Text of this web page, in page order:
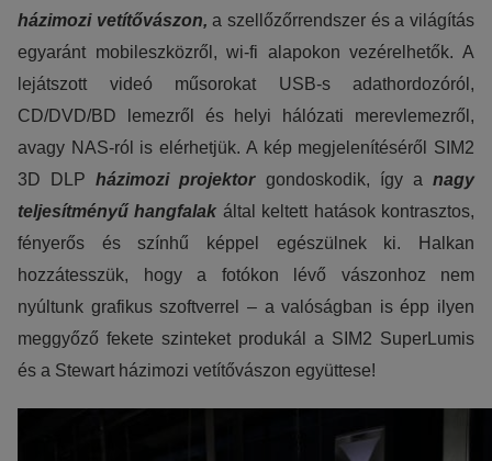
házimozi vetítővászon, a szellőzőrrendszer és a világítás
egyaránt mobileszközről, wi-fi alapokon vezérelhetők. A
lejátszott videó műsorokat USB-s adathordozóról,
CD/DVD/BD lemezről és helyi hálózati merevlemezről,
avagy NAS-ról is elérhetjük. A kép megjelenítéséről SIM2
3D DLPházimozi projektorgondoskodik, így anagy
teljesítményű hangfalak által keltett hatások kontrasztos,
fényerős és színhű képpel egészülnek ki. Halkan
hozzátesszük, hogy a fotókon lévő vászonhoz nem
nyúltunk grafikus szoftverrel – a valóságban is épp ilyen
meggyőző fekete szinteket produkál a SIM2 SuperLumis
és a Stewart házimozi vetítővászon együttese!